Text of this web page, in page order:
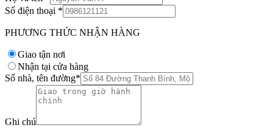
Số điện thoại *
PHƯƠNG THỨC NHẬN HÀNG
Giao tận nơi
Nhận tại cửa hàng
Số nhà, tên đường*
Ghi chú